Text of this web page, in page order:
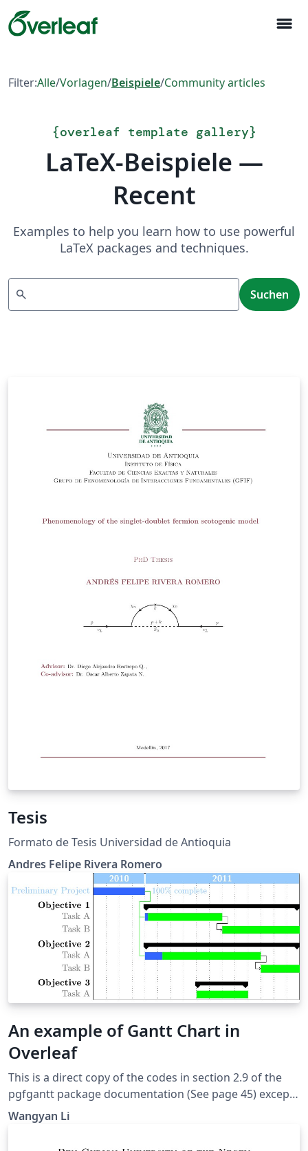
menu
Filter:Alle/Vorlagen/Beispiele/Community articles
{overleaf template gallery}
LaTeX-Beispiele —
Recent
Examples to help you learn how to use powerful
LaTeX packages and techniques.
search Suchen
Tesis
Formato de Tesis Universidad de Antioquia
Andres Felipe Rivera Romero
An example of Gantt Chart in
Overleaf
This is a direct copy of the codes in section 2.9 of the
pgfgantt package documentation (See page 45) except
the color setting. Alone with this one, this examples
shows how to make Gantt charts for project planning
Wangyan Li